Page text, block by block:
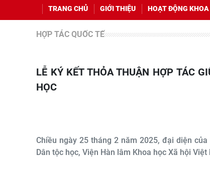
TRANG CHỦ GIỚI THIỆU HOẠT ĐỘNG KHOA
HỢP TÁC QUỐC TẾ
LỄ KÝ KẾT THỎA THUẬN HỢP TÁC GIỮA TỔ CHỨC TÌNH NGUYỆN QUỐC TẾ ÚC VÀ VIỆN DÂN TỘC
HỌC
Chiều ngày 25 tháng 2 năm 2025, đại diện
Dân tộc học, Viện Hàn lâm Khoa học Xã hội